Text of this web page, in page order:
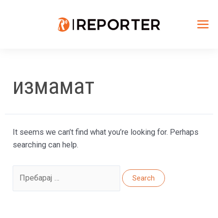
измамат
It seems we can’t find what you’re looking for. Perhaps
searching can help.